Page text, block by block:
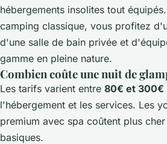
hébergements insolites tout
camping classique, vous profitez
d'une salle de bain privée et
gamme en pleine nature.
Combien coûte une nuit de
Les tarifs varient entre 80€ et 300€
l'hébergement et les services. Les
premium avec spa coûtent plus
basiques.